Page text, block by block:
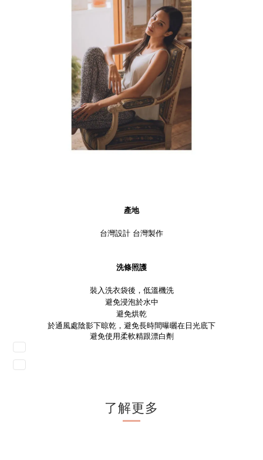
產地
台灣設計 台灣製作
洗條照護
裝入洗衣袋後，低溫機洗
避免浸泡於水中
避免烘乾
於通風處陰影下晾乾，避免長時間曝曬在日光底下
避免使用柔軟精跟漂白劑
了解更多